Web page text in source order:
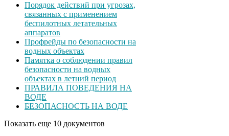
Порядок действий при угрозах,
связанных с применением
беспилотных летательных
аппаратов
Профрейды по безопасности на
водных объектах
Памятка о соблюдении правил
безопасности на водных
объектах в летний период
ПРАВИЛА ПОВЕДЕНИЯ НА
ВОДЕ
БЕЗОПАСНОСТЬ НА ВОДЕ
Показать еще 10 документов